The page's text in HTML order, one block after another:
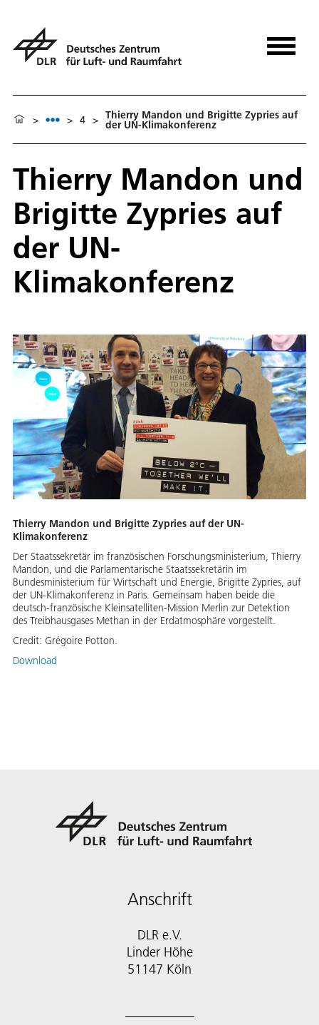
> > 4 > Thierry Mandon und Brigitte Zypries auf
der UN-Klimakonferenz
Thierry Mandon und
Brigitte Zypries auf
der UN-
Klimakonferenz
Thierry Mandon und Brigitte Zypries auf der UN-
Klimakonferenz
Der Staatssekretär im französischen Forschungsministerium, Thierry
Mandon, und die Parlamentarische Staatssekretärin im
Bundesministerium für Wirtschaft und Energie, Brigitte Zypries, auf
der UN-Klimakonferenz in Paris. Gemeinsam haben beide die
deutsch-französische Kleinsatelliten-Mission Merlin zur Detektion
des Treibhausgases Methan in der Erdatmosphäre vorgestellt.
Credit: Grégoire Potton.
Download
Anschrift
DLR e.V.
Linder Höhe
51147 Köln